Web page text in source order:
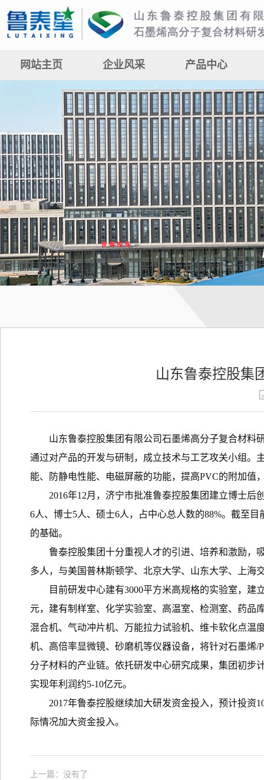
网站主页 企业风采 产品中心
山东鲁泰控股集
山东鲁泰控股集团有限公司石墨烯高分子复合材料
通过对产品的开发与研制，成立技术与工艺攻关小组。
能、防静电性能、电磁屏蔽的功能，提高PVC的附加值
2016年12月，济宁市批准鲁泰控股集团建立博士
6人、博士5人、硕士6人，占中心总人数的88%。截至
的基础。
鲁泰控股集团十分重视人才的引进、培养和激励，
多人，与美国普林斯顿学、北京大学、山东大学、上海
目前研发中心建有3000平方米高规格的实验室，
元，建有制样室、化学实验室、高温室、检测室、药品
混合机、气动冲片机、万能拉力试验机、维卡软化点温
机、高倍率显微镜、砂磨机等仪器设备，将针对石墨烯
分子材料的产业链。依托研发中心研究成果，集团初步
实现年利润约5-10亿元。
2017年鲁泰控股继续加大研发资金投入，预计投
际情况加大资金投入。
上一篇：没有了